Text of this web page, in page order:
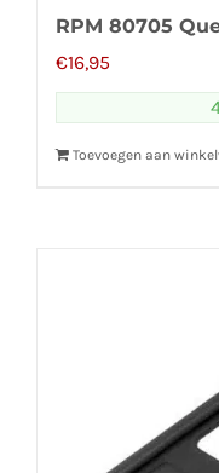
RPM 80705
€16,95
Toevoegen aan